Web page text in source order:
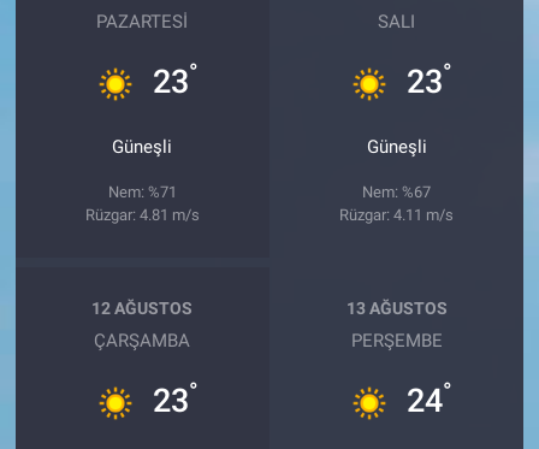
PAZARTESI
23°
Güneşli
Nem: %71
Rüzgar: 4.81 m/s
SALI
23°
Güneşli
Nem: %67
Rüzgar: 4.11 m/s
12 AĞUSTOS
ÇARŞAMBA
23°
13 AĞUSTOS
PERŞEMBE
24°